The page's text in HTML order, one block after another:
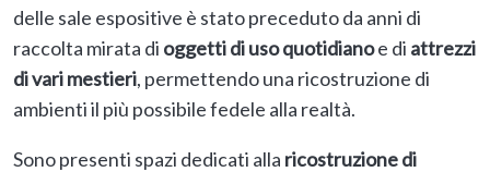
delle sale espositive è stato preceduto da anni di
raccolta mirata di oggetti di uso quotidianoe di attrezzi
di vari mestieri, permettendo una ricostruzione di
ambienti il più possibile fedele alla realtà.
Sono presenti spazi dedicati alla ricostruzione di